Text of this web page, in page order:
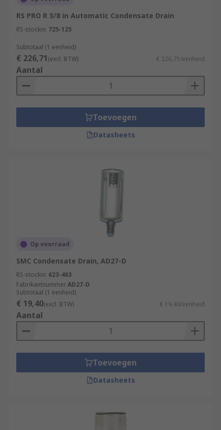
Automaticcondensate drains, also known
the water level goes up. This causes a
sprung valve to open and release the
condensate.
Where are condensate drains used?
Coalescing filters
RS PRO R 3/8 in Automatic Condensate Drain
RS-stocknr. 725-125
Subtotaal (1 eenheid)
€ 226,71(excl. BTW) € 226,71/eenheid
Aantal
Toevoegen
Datasheets
Op voorraad
SMC Condensate Drain, AD27-D
RS-stocknr. 623-463
FabrikantnummerAD27-D
Subtotaal (1 eenheid)
€ 19,40(excl. BTW) € 19,40/eenheid
Aantal
Toevoegen
Datasheets